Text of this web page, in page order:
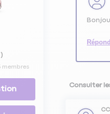
)
membres
Consulter